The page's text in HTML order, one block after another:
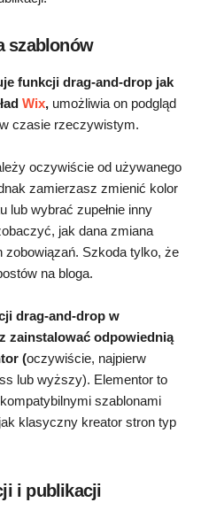
szablonów
funkcji drag-and-drop jak
Wix, umożliwia on podgląd
czasie rzeczywistym.
oczywiście od używanego
zamierzasz zmienić kolor
lub wybrać zupełnie inny
jak dana zmiana
zobowiązań. Szkoda tylko, że
na bloga.
drag-and-drop w
zainstalować odpowiednią
(oczywiście, najpierw
lub wyższy). Elementor to
szablonami
klasyczny kreator stron typ
i publikacji